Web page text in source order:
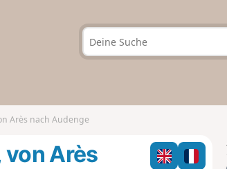
Arès nach Audenge
von Arès